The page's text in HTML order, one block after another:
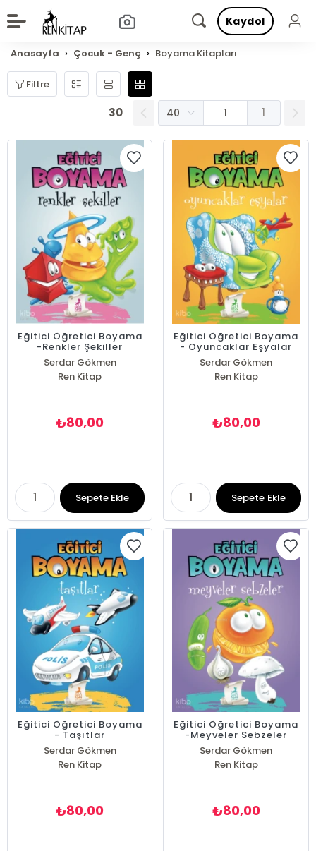
Kaydol
Anasayfa Çocuk - Genç Boyama Kitapları
Filtre
30 1
Eğitici Öğretici Boyama
-Renkler Şekiller
Serdar Gökmen
Ren Kitap
₺80,00
Sepete Ekle
Eğitici Öğretici Boyama
- Oyuncaklar Eşyalar
Serdar Gökmen
Ren Kitap
₺80,00
Sepete Ekle
Eğitici Öğretici Boyama
- Taşıtlar
Serdar Gökmen
Ren Kitap
₺80,00
Eğitici Öğretici Boyama
-Meyveler Sebzeler
Serdar Gökmen
Ren Kitap
₺80,00